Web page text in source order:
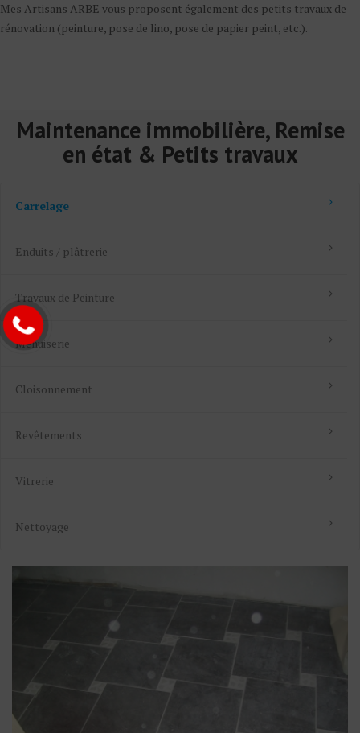
Mes Artisans ARBE vous proposent également des petits travaux de
rénovation (peinture, pose de lino, pose de papier peint, etc.).
Maintenance immobilière, Remise
en état & Petits travaux
Carrelage
Enduits / plâtrerie
Travaux de Peinture
Menuiserie
Cloisonnement
Revêtements
Vitrerie
Nettoyage